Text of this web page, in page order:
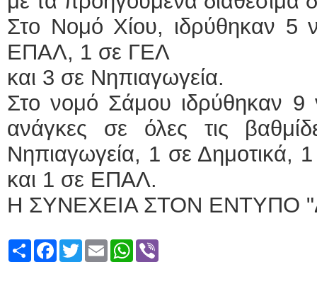
Στο Νομό Χίου, ιδρύθηκαν 5
ΕΠΑΛ, 1 σε ΓΕΛ
και 3 σε Νηπιαγωγεία.
Στο νομό Σάμου ιδρύθηκαν 9
ανάγκες σε όλες τις
Νηπιαγωγεία, 1 σε
και 1 σε ΕΠΑΛ.
Η ΣΥΝΕΧΕΙΑ ΣΤΟΝ ΕΝΤΥΠΟ
ShareFacebook
TwitterEmailWhatsApp